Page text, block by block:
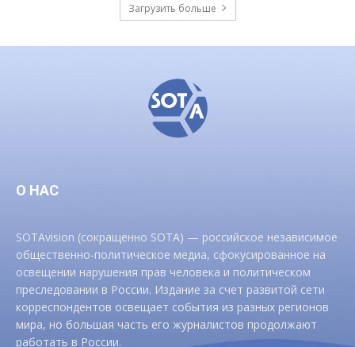
Загрузить больше
О НАС
SOTAvision (сокращенно SOTA) — российское независимое
общественно-политическое медиа, сфокусированное на
освещении нарушения прав человека и политическом
преследовании в России. Издание за счет развитой сети
корреспондентов освещает события из разных регионов
мира, но большая часть его журналистов продолжают
работать в России.